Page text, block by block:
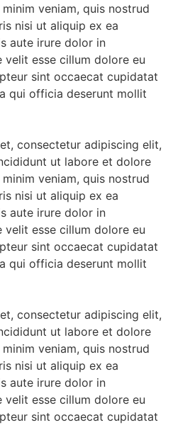
veniam, quis nostrud
nisi ut aliquip ex ea
aute irure dolor in
esse cillum dolore eu
sint occaecat cupidatat
qui officia deserunt mollit
consectetur adipiscing elit,
ut labore et dolore
veniam, quis nostrud
nisi ut aliquip ex ea
aute irure dolor in
esse cillum dolore eu
sint occaecat cupidatat
qui officia deserunt mollit
consectetur adipiscing elit,
ut labore et dolore
veniam, quis nostrud
nisi ut aliquip ex ea
aute irure dolor in
esse cillum dolore eu
sint occaecat cupidatat